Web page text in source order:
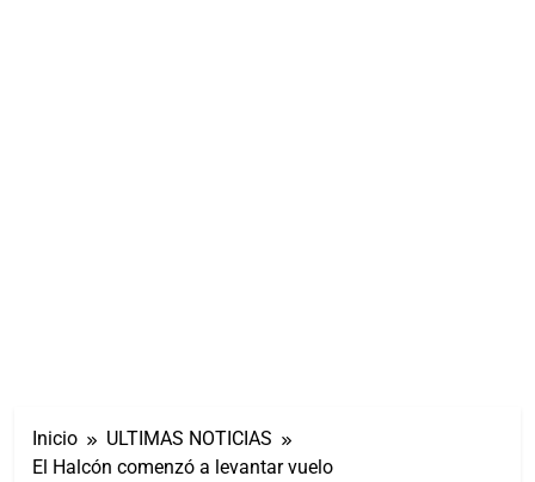
Inicio
ULTIMAS NOTICIAS
El Halcón comenzó a levantar vuelo